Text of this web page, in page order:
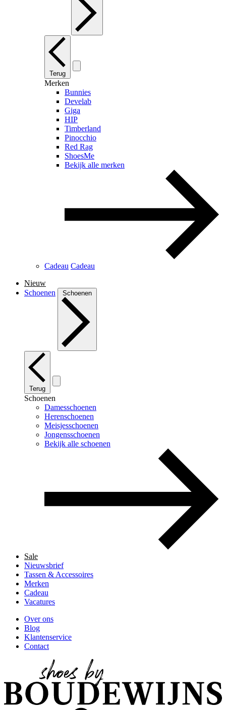
Terug
Merken
Bunnies
Develab
Giga
HIP
Timberland
Pinocchio
Red Rag
ShoesMe
Bekijk alle merken
Cadeau Cadeau
Nieuw
Schoenen
Schoenen
Terug
Schoenen
Damesschoenen
Herenschoenen
Meisjesschoenen
Jongensschoenen
Bekijk alle schoenen
Sale
Nieuwsbrief
Tassen & Accessoires
Merken
Cadeau
Vacatures
Over ons
Blog
Klantenservice
Contact